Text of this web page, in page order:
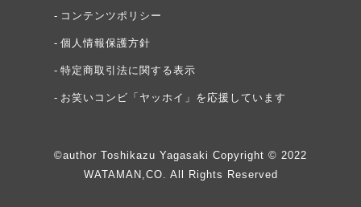
コンテンツポリシー
個人情報保護方針
特定商取引法に関する表示
お笑いコンビ「ヤッホイ」を応援しています
©author Toshikazu Yagasaki Copyright © 2022
WATAMAN,CO. All Rights Reserved